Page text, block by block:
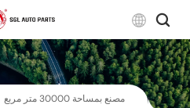
English
مصنع بمساحة 30000 متر مربع